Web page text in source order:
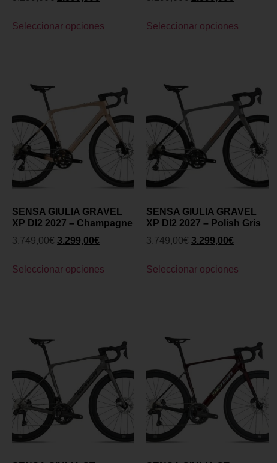
Seleccionar opciones Seleccionar opciones
SENSA GIULIA GRAVEL
XP DI2 2027 – Champagne
3.749,00€ 3.299,00€
Seleccionar opciones
SENSA GIULIA GRAVEL
XP DI2 2027 – Polish Gris
3.749,00€ 3.299,00€
Seleccionar opciones